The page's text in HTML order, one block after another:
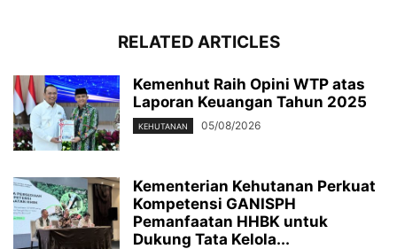
RELATED ARTICLES
Kemenhut Raih Opini WTP atas
Laporan Keuangan Tahun 2025
KEHUTANAN 05/08/2026
Kementerian Kehutanan Perkuat
Kompetensi GANISPH
Pemanfaatan HHBK untuk
Dukung Tata Kelola...